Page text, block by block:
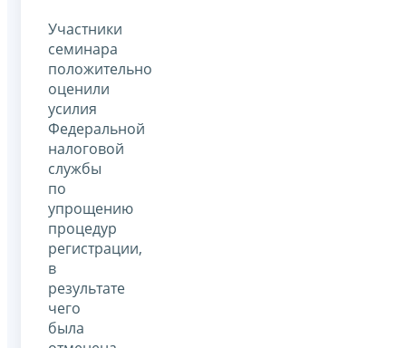
Участники
семинара
положительно
оценили
усилия
Федеральной
налоговой
службы
по
упрощению
процедур
регистрации,
в
результате
чего
была